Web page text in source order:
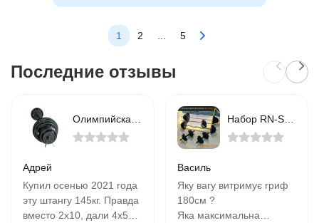
1 2 5
Последние отзывы
Олимпийская металлическая штанга RN-Sport Quatro 145 кг (2х20, 2х15, 2х10, 6х5, 2х2.5 + 2.2 м)
Адрей
Купил осенью 2021 года
эту штангу 145кг. Правда
вместо 2х10, дали 4х5кг.
Набор RN-Sport штанга 110 кг с гантелями + гриф W-образный. Перчатки в подарок!
Василь
Яку вагу витримує гриф
180см ?
Яка максимальна